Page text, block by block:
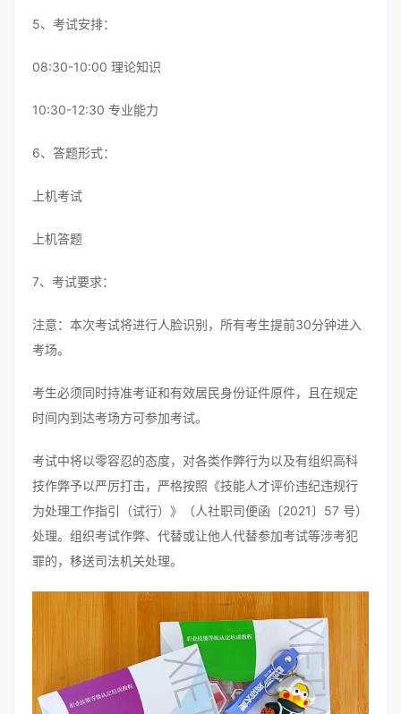
5、考试安排：
08:30-10:00 理论知识
10:30-12:30 专业能力
6、答题形式：
上机考试
上机答题
7、考试要求：
注意：本次考试将进行人脸识别，所有考生提前30分钟进入
考场。
考生必须同时持准考证和有效居民身份证件原件，且在规定
时间内到达考场方可参加考试。
考试中将以零容忍的态度，对各类作弊行为以及有组织高科
技作弊予以严厉打击，严格按照《技能人才评价违纪违规行
为处理工作指引（试行）》（人社职司便函〔2021〕57 号）
处理。组织考试作弊、代替或让他人代替参加考试等涉考犯
罪的，移送司法机关处理。